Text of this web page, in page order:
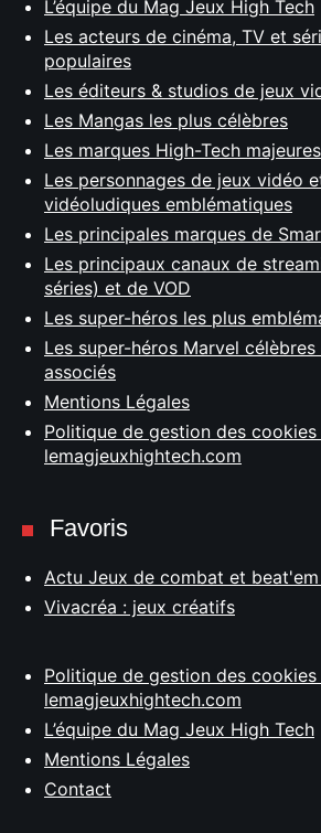
L’équipe du Mag Jeux High Tech
Les acteurs de cinéma, TV et
populaires
Les éditeurs & studios de jeux
Les Mangas les plus célèbres
Les marques High-Tech majeures
Les personnages de jeux vidéo
vidéoludiques emblématiques
Les principales marques de
Les principaux canaux de
séries) et de VOD
Les super-héros les plus
Les super-héros Marvel
associés
Mentions Légales
Politique de gestion des
lemagjeuxhightech.com
Favoris
Actu Jeux de combat et
Vivacréa : jeux créatifs
Politique de gestion des
lemagjeuxhightech.com
L’équipe du Mag Jeux High Tech
Mentions Légales
Contact
: